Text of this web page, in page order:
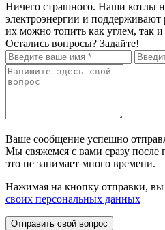
Ничего страшного. Наши котлы
электроэнергии и
их можно топить как углем, так
Остались вопросы? Задайте!
Ваше сообщение успешно
Мы свяжемся с вами сразу после
это не занимает много времени.
Нажимая на кнопку отправки, вы
своих персональных данных